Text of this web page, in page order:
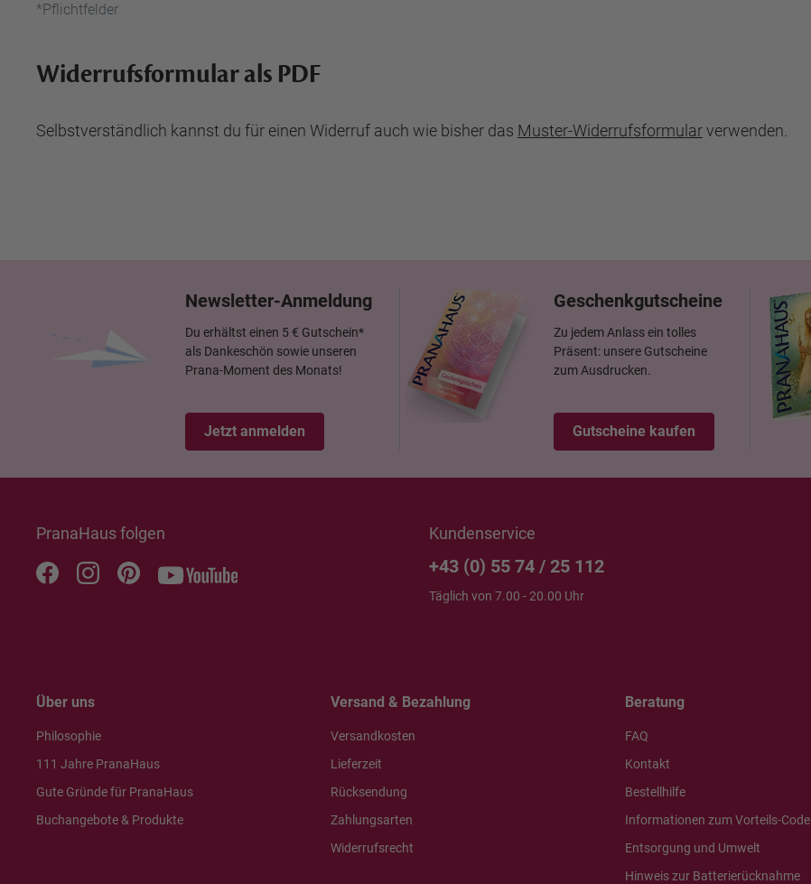
*Pflichtfelder
Widerrufsformular als PDF
Selbstverständlich kannst du für einen Widerruf auch wie bisher das Muster-Widerrufsformularverwenden.
Newsletter-Anmeldung
Du erhältst einen 5 € Gutschein*
als Dankeschön sowie unseren
Prana-Moment des Monats!
Jetzt anmelden
Geschenkgutscheine
Zu jedem Anlass ein tolles
Präsent: unsere Gutscheine
zum Ausdrucken.
Gutscheine kaufen
PranaHaus folgen Kundenservice
+43 (0) 55 74 / 25 112
Täglich von 7.00 - 20.00 Uhr
Über uns
Philosophie
111 Jahre PranaHaus
Gute Gründe für PranaHaus
Buchangebote & Produkte
Versand & Bezahlung
Versandkosten
Lieferzeit
Rücksendung
Zahlungsarten
Widerrufsrecht
Beratung
FAQ
Kontakt
Bestellhilfe
Informationen zum Vorteils-Code
Entsorgung und Umwelt
Hinweis zur Batterierücknahme